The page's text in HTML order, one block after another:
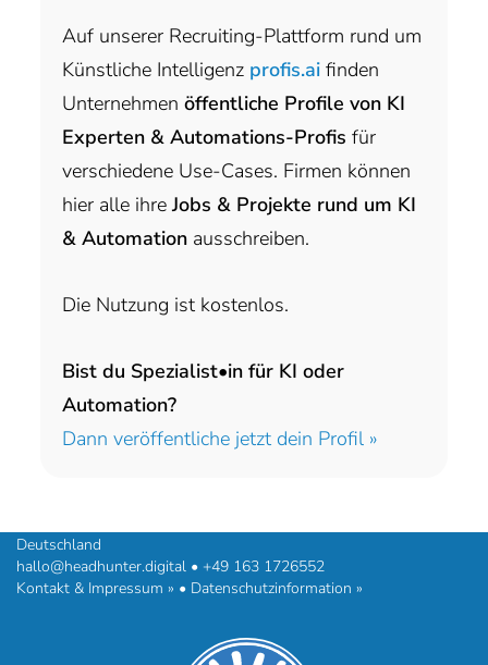
Auf unserer Recruiting-Plattform rund um
Künstliche Intelligenz profis.ai finden
Unternehmen öffentliche Profile von KI
Experten & Automations-Profis für
verschiedene Use-Cases. Firmen können
hier alle ihreJobs & Projekte rund um KI
& Automation ausschreiben.
Die Nutzung ist kostenlos.
Bist du Spezialist•in für KI oder
Automation?
Dann veröffentliche jetzt dein Profil »
Deutschland
hallo@headhunter.digital • +49 163 1726552
Kontakt & Impressum » • Datenschutzinformation »